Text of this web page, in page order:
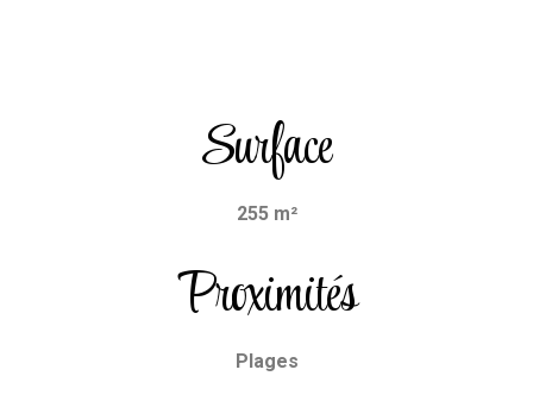
Surface
255 m²
Proximités
Plages